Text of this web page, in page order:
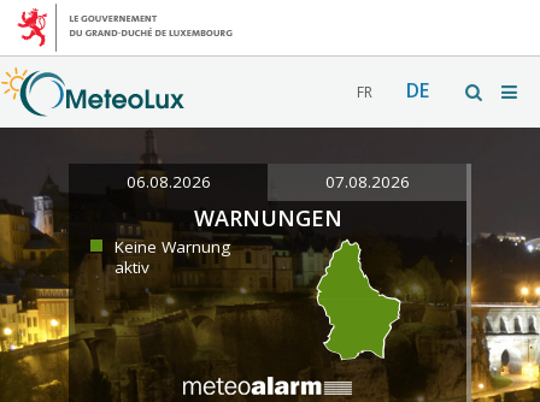
FR DE
06.08.2026 07.08.2026
WARNUNGEN
Keine Warnung
aktiv